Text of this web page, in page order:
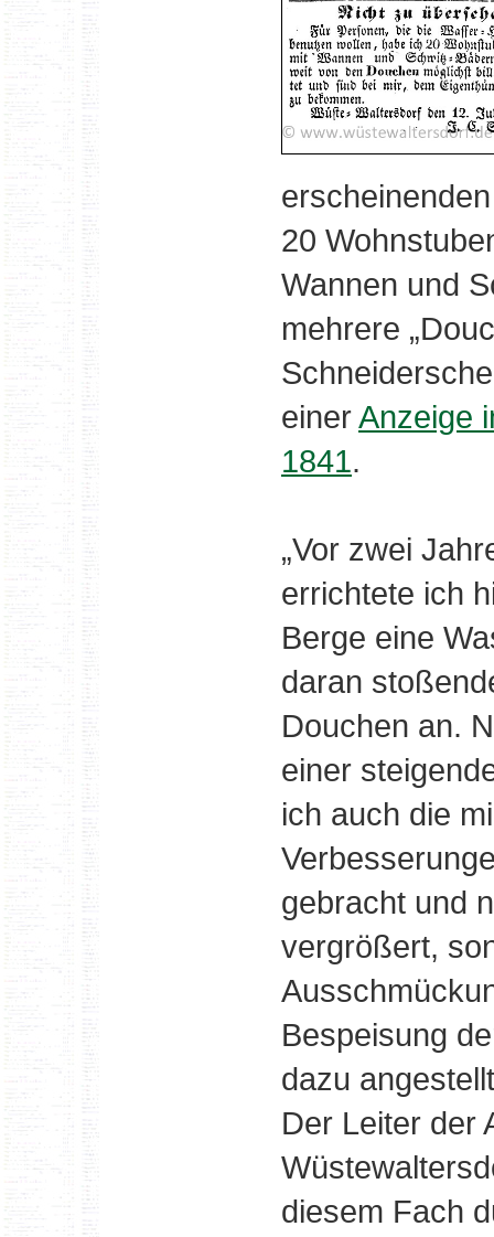
erscheinenden
20
Wannen und
mehrere
einerAnzeige
1841.
„Vor zwei
errichtete ich
Berge eine
daran
Douchen an.
einer
ich auch die
gebracht und
vergrößert,
Bespeisung
dazu
Der Leiter der
diesem Fach